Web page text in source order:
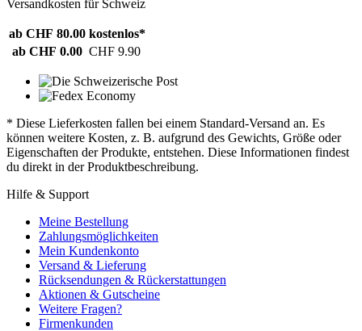
Versandkosten für Schweiz
ab CHF 80.00 kostenlos*
ab CHF 0.00 CHF 9.90
* Diese Lieferkosten fallen bei einem Standard-Versand an. Es
können weitere Kosten, z. B. aufgrund des Gewichts, Größe oder
Eigenschaften der Produkte, entstehen. Diese Informationen findest
du direkt in der Produktbeschreibung.
Hilfe & Support
Meine Bestellung
Zahlungsmöglichkeiten
Mein Kundenkonto
Versand & Lieferung
Rücksendungen & Rückerstattungen
Aktionen & Gutscheine
Weitere Fragen?
Firmenkunden